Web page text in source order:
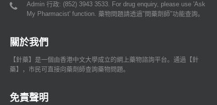
Admin 行政: (852) 3943 3533. For drug enquiry, please use 'Ask
My Pharmacist' function. 藥物問題請透過"問藥劑師"功能查詢。
關於我們
【針藥】是一個由香港中文大學成立的網上藥物諮詢平台。通過【針
藥】，市民可直接向藥劑師查詢藥物問題。
免責聲明